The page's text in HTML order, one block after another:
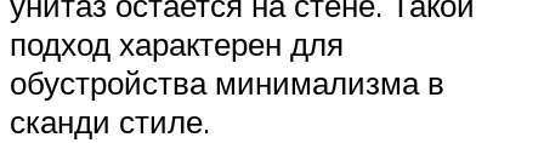
подход характерен для
обустройства минимализма в
сканди стиле.